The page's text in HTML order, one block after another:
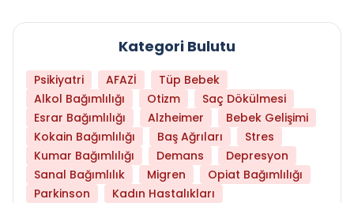
Kategori Bulutu
Psikiyatri AFAZİ
Tüp Bebek
Alkol Bağımlılığı
Otizm
Saç Dökülmesi
Esrar Bağımlılığı
Alzheimer
Bebek Gelişimi
Kokain Bağımlılığı
Baş Ağrıları
Stres
Kumar Bağımlılığı
Demans
Depresyon
Sanal Bağımlılık
Migren
Opiat Bağımlılığı
Parkinson
Kadın Hastalıkları